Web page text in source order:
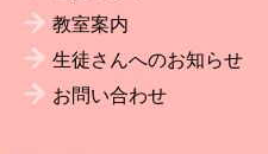
教室案内
生徒さんへのお知らせ
お問い合わせ